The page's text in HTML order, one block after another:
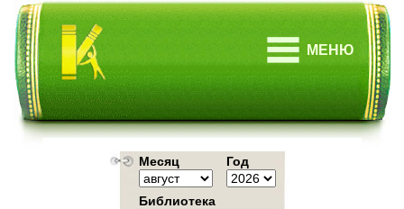
МЕНЮ
Месяц Год
Библиотека